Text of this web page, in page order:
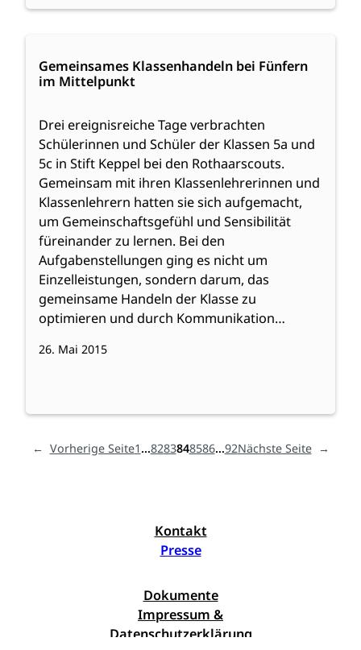
Gemeinsames Klassenhandeln bei Fünfern
im Mittelpunkt
Drei ereignisreiche Tage verbrachten
Schülerinnen und Schüler der Klassen 5a und
5c in Stift Keppel bei den Rothaarscouts.
Gemeinsam mit ihren Klassenlehrerinnen und
Klassenlehrern hatten sie sich aufgemacht,
um Gemeinschaftsgefühl und Sensibilität
füreinander zu lernen. Bei den
Aufgabenstellungen ging es nicht um
Einzelleistungen, sondern darum, das
gemeinsame Handeln der Klasse zu
optimieren und durch Kommunikation…
26. Mai 2015
Gemeinsames
Klassenhandeln
Fünfern
im
Mittelpunkt
← Vorherige Seite1 …8283848586…92Nächste Seite →
Kontakt
Presse
Dokumente
Impressum &
Datenschutzerklärung